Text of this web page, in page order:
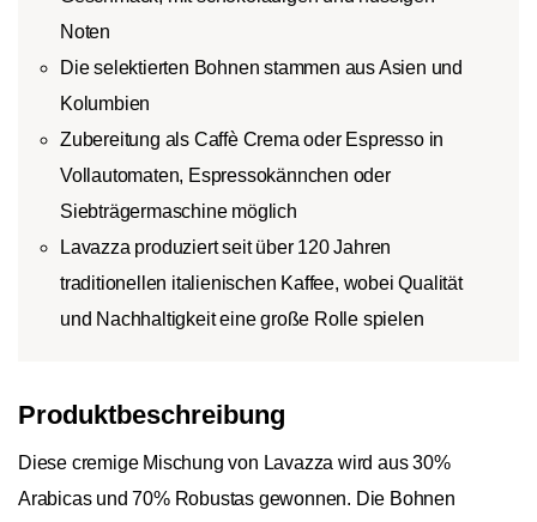
Noten
Die selektierten Bohnen stammen aus Asien und
Kolumbien
Zubereitung als Caffè Crema oder Espresso in
Vollautomaten, Espressokännchen oder
Siebträgermaschine möglich
Lavazza produziert seit über 120 Jahren
traditionellen italienischen Kaffee, wobei Qualität
und Nachhaltigkeit eine große Rolle spielen
Produktbeschreibung
Diese cremige Mischung von Lavazza wird aus 30%
Arabicas und 70% Robustas gewonnen. Die Bohnen